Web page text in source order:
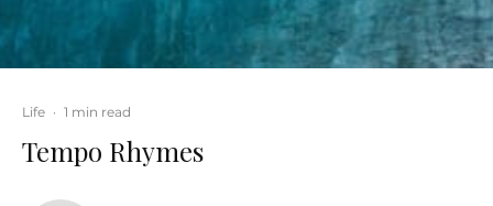
Life · 1 min read
Tempo Rhymes